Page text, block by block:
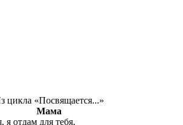
цикла «Посвящается...»
Мама
, я отдам для тебя,